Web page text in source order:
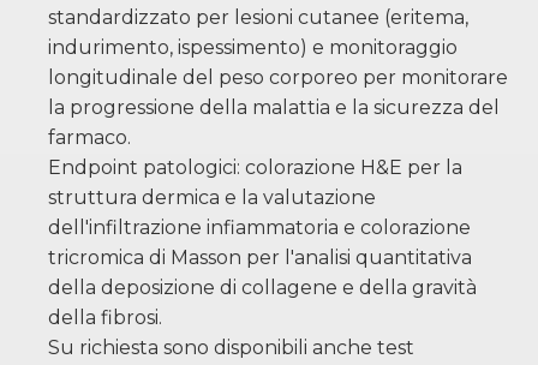
standardizzato per lesioni cutanee (eritema,
indurimento, ispessimento) e monitoraggio
longitudinale del peso corporeo per monitorare
la progressione della malattia e la sicurezza del
farmaco.
Endpoint patologici: colorazione H&E per la
struttura dermica e la valutazione
dell'infiltrazione infiammatoria e colorazione
tricromica di Masson per l'analisi quantitativa
della deposizione di collagene e della gravità
della fibrosi.
Su richiesta sono disponibili anche test